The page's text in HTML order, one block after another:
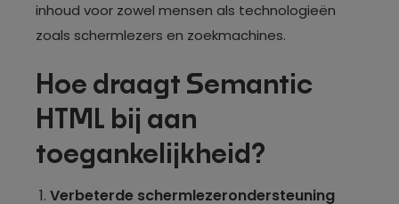
inhoud voor zowel mensen als technologieën
zoals schermlezers en zoekmachines.
Hoe draagt Semantic
HTML bij aan
toegankelijkheid?
Verbeterde schermlezerondersteuning